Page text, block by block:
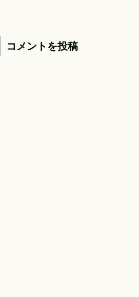
コメントを投稿